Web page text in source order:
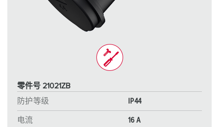
零件号 21021ZB
防护等级
IP44
电流 16 A